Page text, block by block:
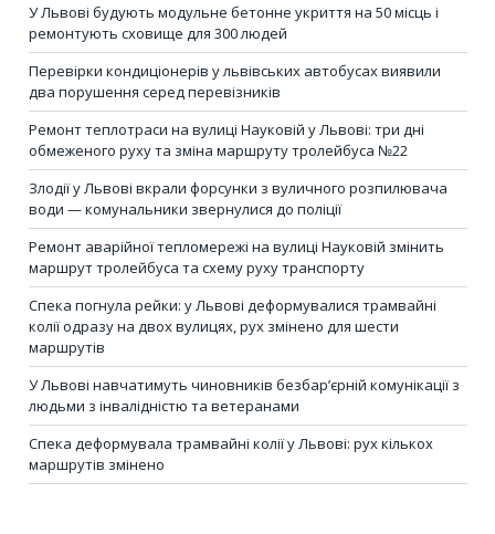
У Львові будують модульне бетонне укриття на 50 місць і
ремонтують сховище для 300 людей
Перевірки кондиціонерів у львівських автобусах виявили
два порушення серед перевізників
Ремонт теплотраси на вулиці Науковій у Львові: три дні
обмеженого руху та зміна маршруту тролейбуса №22
Злодії у Львові вкрали форсунки з вуличного розпилювача
води — комунальники звернулися до поліції
Ремонт аварійної тепломережі на вулиці Науковій змінить
маршрут тролейбуса та схему руху транспорту
Спека погнула рейки: у Львові деформувалися трамвайні
колії одразу на двох вулицях, рух змінено для шести
маршрутів
У Львові навчатимуть чиновників безбар’єрній комунікації з
людьми з інвалідністю та ветеранами
Спека деформувала трамвайні колії у Львові: рух кількох
маршрутів змінено